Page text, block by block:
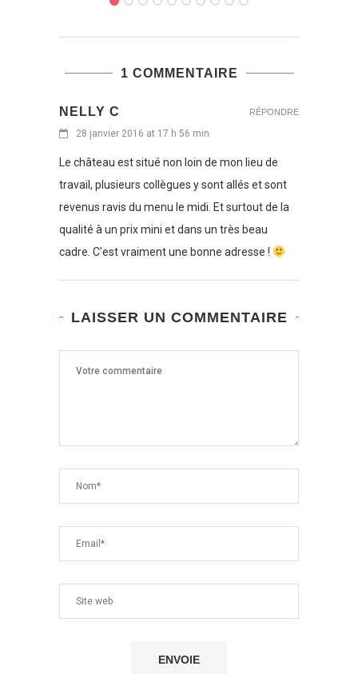
1 COMMENTAIRE
NELLY C
28 janvier 2016 at 17 h 56 min
Le château est situé non loin de mon lieu de
travail, plusieurs collègues y sont allés et sont
revenus ravis du menu le midi. Et surtout de la
qualité à un prix mini et dans un très beau
cadre. C'est vraiment une bonne adresse !
RÉPONDRE
LAISSER UN COMMENTAIRE